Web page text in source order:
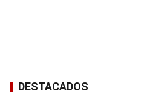
DESTACADOS